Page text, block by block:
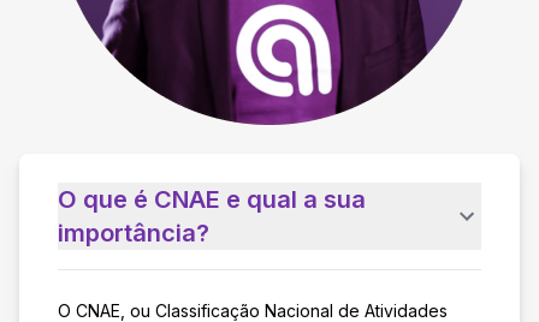
O que é CNAE e qual a sua
importância?
O CNAE, ou Classificação Nacional de Atividades